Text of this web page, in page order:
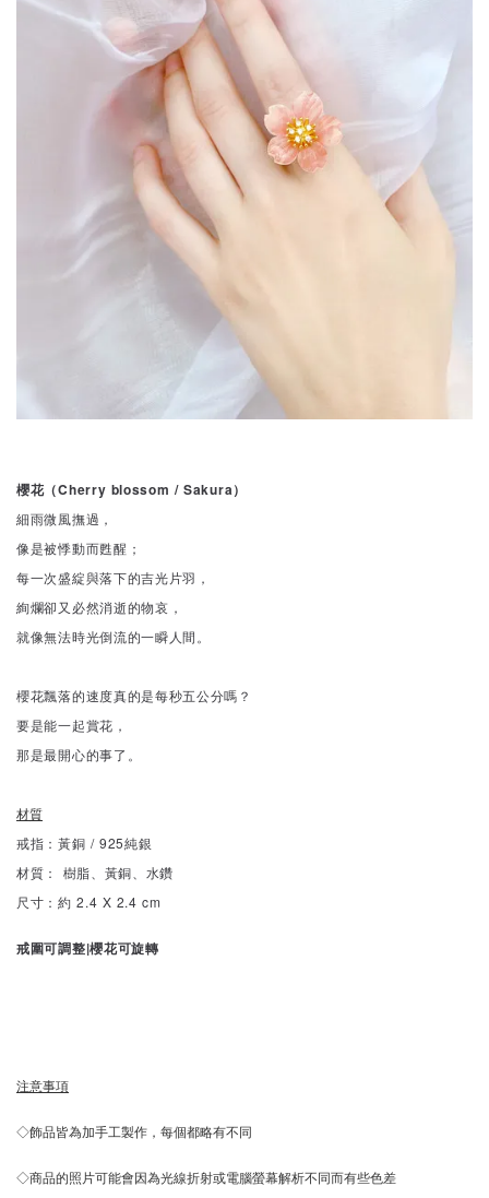
櫻花（Cherry blossom / Sakura）
細雨微風撫過，
像是被悸動而甦醒；
每一次盛綻與落下的吉光片羽，
絢爛卻又必然消逝的物哀，
就像無法時光倒流的一瞬人間。
櫻花飄落的速度真的是每秒五公分嗎？
要是能一起賞花，
那是最開心的事了。
材質
戒指：黃銅 / 925純銀
材質： 樹脂、黃銅、水鑽
尺寸：約 2.4 X 2.4 cm
戒圍可調整|櫻花可旋轉
注意事項
◇飾品皆為加手工製作，每個都略有不同
◇商品的照片可能會因為光線折射或電腦螢幕解析不同而有些色差